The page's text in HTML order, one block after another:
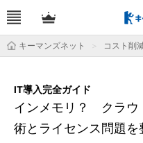
キーマンズネット コスト削
インメモリ？ クラ
術とライセンス問題を
IT導入完全ガイド